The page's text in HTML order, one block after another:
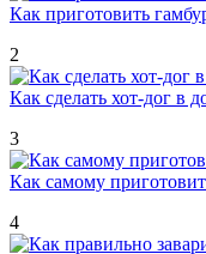
Как приготовить
2
Как сделать хот-дог в
3
Как самому
4